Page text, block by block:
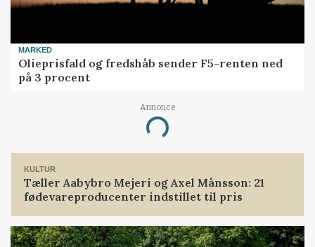
MARKED
Olieprisfald og fredshåb sender F5-renten ned
på 3 procent
Annonce
Loading...
KULTUR
Tæller Aabybro Mejeri og Axel Månsson: 21
fødevareproducenter indstillet til pris